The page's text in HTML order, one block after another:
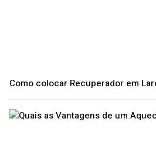
Como colocar Recuperador em